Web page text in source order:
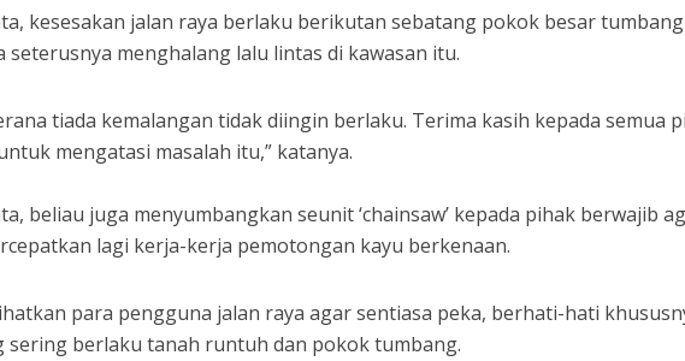
kesesakan jalan raya berlaku berikutan sebatang pokok besar
seterusnya menghalang lalu lintas di kawasan itu.
tiada kemalangan tidak diingin berlaku. Terima kasih kepada semua
mengatasi masalah itu,” katanya.
beliau juga menyumbangkan seunit ‘chainsaw’ kepada pihak berwajib
lagi kerja-kerja pemotongan kayu berkenaan.
para pengguna jalan raya agar sentiasa peka, berhati-hati
sering berlaku tanah runtuh dan pokok tumbang.